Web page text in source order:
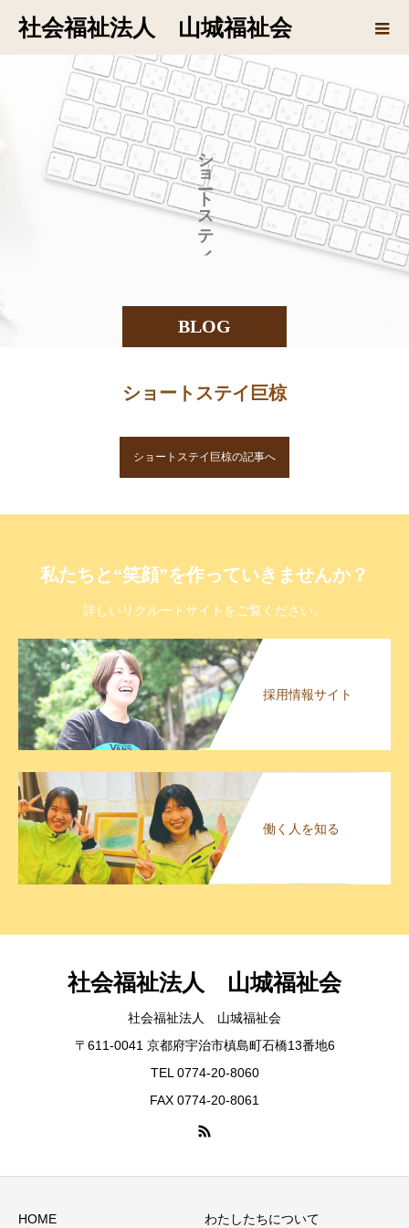
社会福祉法人 山城福祉会
BLOG
シ
ョ
ト
ス
テ
イ
ショートステイ巨椋
ショートステイ巨椋の記事へ
私たちと“笑顔”を作っていきませんか？
詳しいリクルートサイトをご覧ください。
採用情報サイト
働く人を知る
社会福祉法人 山城福祉会
社会福祉法人 山城福祉会
〒611-0041 京都府宇治市槙島町石橋13番地6
TEL 0774-20-8060
FAX 0774-20-8061
HOME わたしたちについて